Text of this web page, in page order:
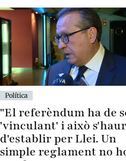
Política
"El referèndum ha de
'vinculant' i això
d'establir per Llei. Un
simple reglament no